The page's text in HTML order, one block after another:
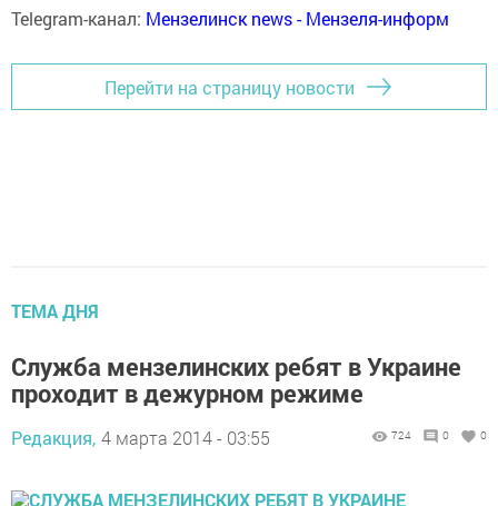
Telegram-канал: Мензелинск news - Мензеля-информ
Перейти на страницу новости
ТЕМА ДНЯ
Служба мензелинских ребят в Украине
проходит в дежурном режиме
Редакция, 4 марта 2014 - 03:55 724 0 0